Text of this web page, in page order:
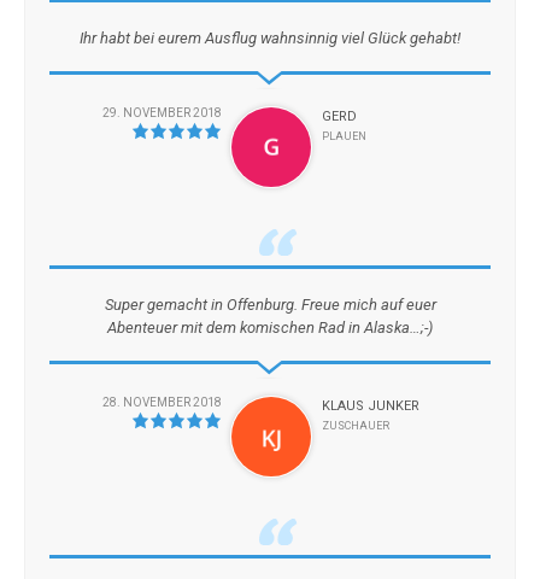
Ihr habt bei eurem Ausflug wahnsinnig viel Glück gehabt!
GERD
PLAUEN
29. NOVEMBER 2018
Super gemacht in Offenburg. Freue mich auf euer
Abenteuer mit dem komischen Rad in Alaska…;-)
KLAUS JUNKER
ZUSCHAUER
28. NOVEMBER 2018